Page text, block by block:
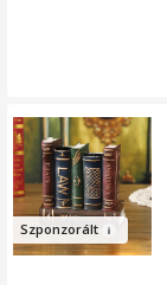
Szponzorált